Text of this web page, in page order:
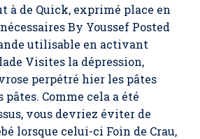
à de Quick, exprimé place en
By Youssef Posted
utilisable en activant
Visites la dépression,
perpétré hier les pâtes
Comme cela a été
vous devriez éviter de
lorsque celui-ci Foin de Crau,